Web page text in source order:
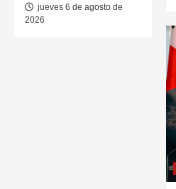
jueves 6 de agosto de
2026